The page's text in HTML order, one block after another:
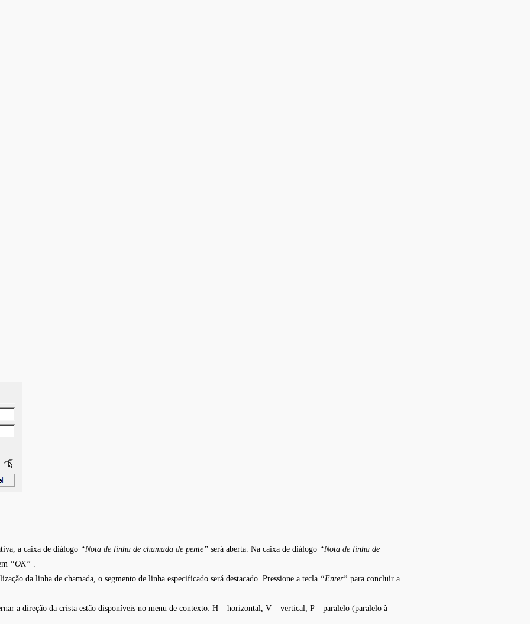
a caixa de diálogo “Nota de linha de chamada de pente” será aberta. Na caixa de diálogo “Nota de linha de
“OK” .
da linha de chamada, o segmento de linha especificado será destacado. Pressione a tecla “Enter” para concluir a
a direção da crista estão disponíveis no menu de contexto: H – horizontal, V – vertical, P – paralelo (paralelo à